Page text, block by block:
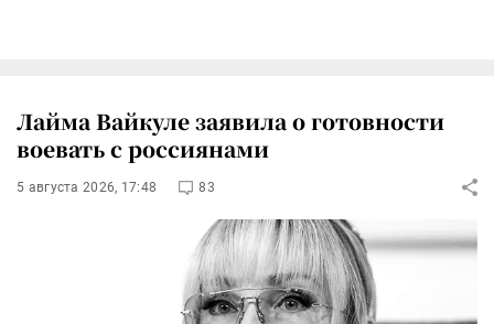
Лайма Вайкуле заявила о готовности
воевать с россиянами
5 августа 2026, 17:48 83